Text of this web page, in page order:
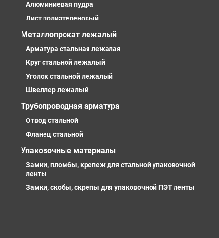
Алюминиевая пудра
Лист полиэтеленовый
Металлопрокат лежалый
Арматура стальная лежалая
Круг стальной лежалый
Уголок стальной лежалый
Швеллер лежалый
Трубопроводная арматура
Отвод стальной
Фланец стальной
Упаковочные материалы
Замки, пломбы, крепеж для стальной упаковочной
ленты
Замки, скобы, скрепы для упаковочной ПЭТ ленты